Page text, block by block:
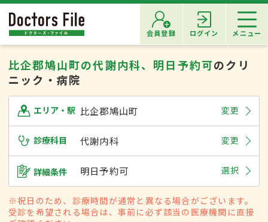
会員登録 ログイン メニュー
比企郡鳩山町の代謝内科、明日予約可のクリ
ニック・病院
エリア・駅 比企郡鳩山町 変更
診療科目 代謝内科 変更
詳細条件 明日予約可 選択
※祝日のため、診療時間が通常と異なる場合がございます。
受診を希望される場合は、事前に必ず該当の医療機関に直接